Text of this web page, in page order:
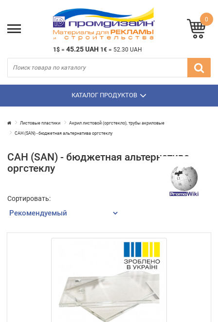
1$ = 45.25 UAH 1€ = 52.30 UAH
0
КАТАЛОГ ПРОДУКТОВ
Листовые пластики Акрил листовой (оргстекло), трубы акриловые
САН (SAN) - бюджетная альтернатива оргстеклу
САН (SAN) - бюджетная альтернатива
оргстеклу
Сортировать: